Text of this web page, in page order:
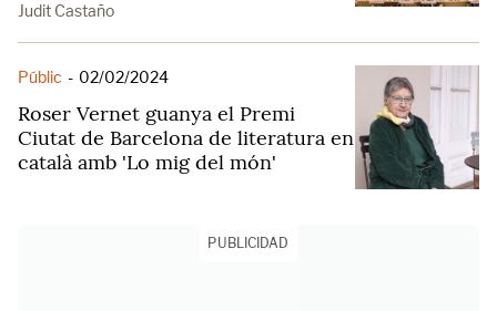
Judit Castaño
Públic - 02/02/2024
Roser Vernet guanya el Premi
Ciutat de Barcelona de literatura en
català amb 'Lo mig del món'
PUBLICIDAD